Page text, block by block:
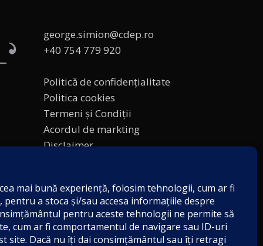
george.simion@cdep.ro
+40 754 779 920
Politică de confidențialitate
Politica cookies
Termeni și Condiții
Acordul de markting
Disclaimer